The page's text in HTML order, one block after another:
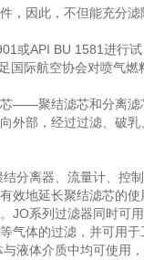
，因此，不但能充分
或API BU 1581进行
际航空协会对喷气燃
——聚结滤芯和分离滤
外部，经过过滤、破
离器、流量计、控制
效地延长聚结滤芯的
JO系列过滤器同时可
气体的过滤，并可用
液体介质中均可使用